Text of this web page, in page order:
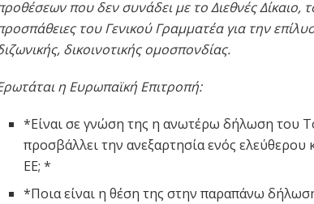
που δεν συνάδει με το Διεθνές Δίκαιο,
του Γενικού Γραμματέα για την
δικοινοτικής ομοσπονδίας.
η Ευρωπαϊκή Επιτροπή:
*Είναι σε γνώση της η ανωτέρω δήλωση του
προσβάλλει την ανεξαρτησία ενός
ΕΕ; *
*Ποια είναι η θέση της στην παραπάνω